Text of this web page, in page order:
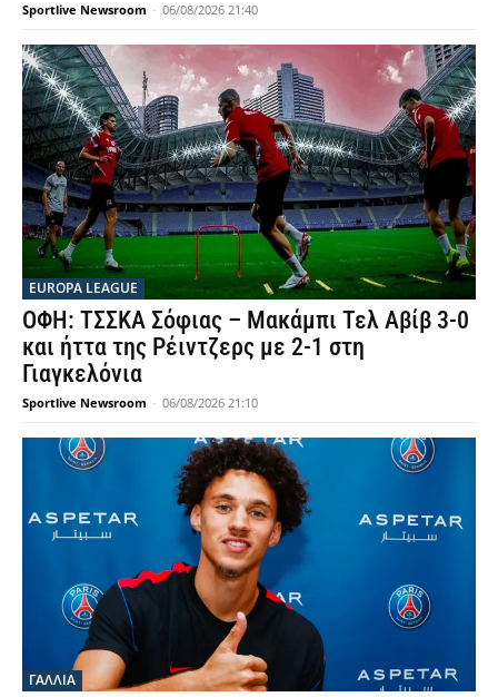
Sportlive Newsroom - 06/08/2026 21:40
EUROPA LEAGUE
ΟΦΗ: ΤΣΣΚΑ Σόφιας – Μακάμπι Τελ Αβίβ 3-0
και ήττα της Ρέιντζερς με 2-1 στη
Γιαγκελόνια
Sportlive Newsroom - 06/08/2026 21:10
ΓΑΛΛΙΑ